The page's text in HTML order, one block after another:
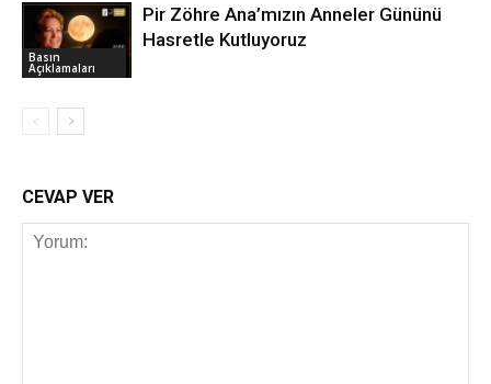
Basın
Açıklamaları
Pir Zöhre Ana’mızın Anneler Gününü
Hasretle Kutluyoruz
CEVAP VER